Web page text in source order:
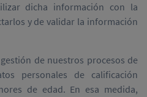
dicha información con la
y de validar la información
de nuestros procesos de
personales de calificación
de edad. En esa medida,